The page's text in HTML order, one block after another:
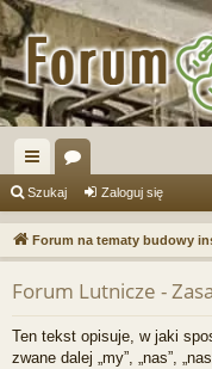
ię
ce
j
…
or
a
Szukaj Zaloguj się
Forum na tematy budowy
Forum Lutnicze -
Ten tekst opisuje, w jaki
zwane dalej „my”, „nas”,